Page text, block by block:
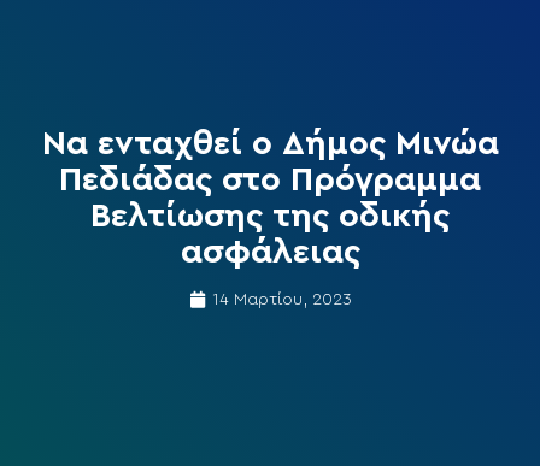
Να ενταχθεί ο Δήμος Μινώα
Πεδιάδας στο Πρόγραμμα
Βελτίωσης της οδικής
ασφάλειας
14 Μαρτίου, 2023